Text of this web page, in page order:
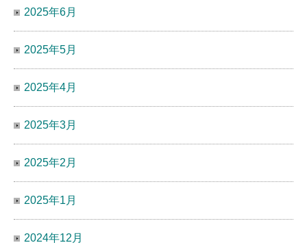
2025年6月
2025年5月
2025年4月
2025年3月
2025年2月
2025年1月
2024年12月